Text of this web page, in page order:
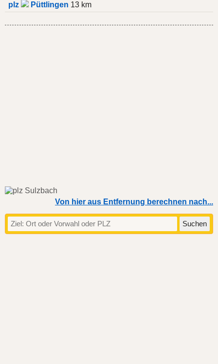
plz
Püttlingen 13 km
Von hier aus Entfernung berechnen nach...